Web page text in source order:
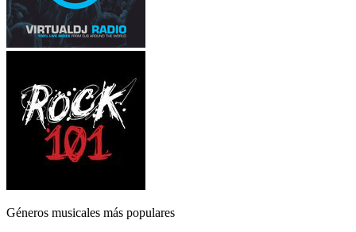
Géneros musicales más populares